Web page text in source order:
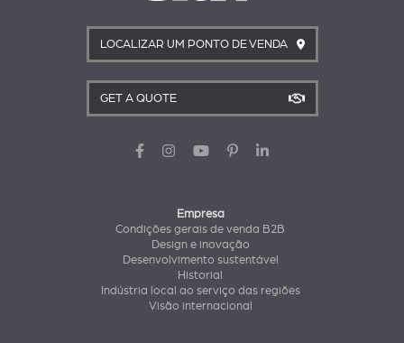
LOCALIZAR UM PONTO DE VENDA
GET A QUOTE
Empresa
Condições gerais de venda B2B
Design e inovação
Desenvolvimento sustentável
Historial
Indústria local ao serviço das regiões
Visão internacional